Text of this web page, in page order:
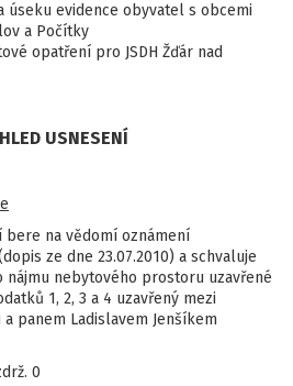
úseku evidence obyvatel s obcemi
a Počítky
opatření pro JSDH Žďár nad
USNESENÍ
bere na vědomí oznámení
ze dne 23.07.2010) a schvaluje
nájmu nebytového prostoru uzavřené
1, 2, 3 a 4 uzavřený mezi
panem Ladislavem Jenšíkem
0